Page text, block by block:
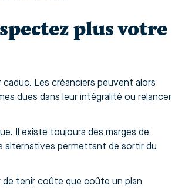
plus votre
Les créanciers peuvent alors
dues dans leur intégralité ou relancer
Il existe toujours des marges de
alternatives permettant de sortir du
de tenir coûte que coûte un plan